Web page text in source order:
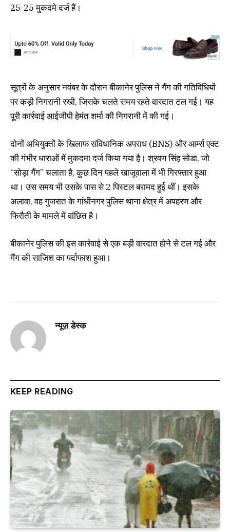
25-25 मुकदमे दर्ज हैं।
सूत्रों के अनुसार नवंबर के दौरान बीकानेर पुलिस ने गैंग की गतिविधियों
पर कड़ी निगरानी रखी, जिसके चलते समय रहते वारदात टल गई। यह
पूरी कार्रवाई आईजीपी हेमंत शर्मा की निगरानी में की गई।
दोनों अभियुक्तों के खिलाफ संविधानिक अपराध (BNS) और आर्म्स एक्ट
की गंभीर धाराओं में मुकदमा दर्ज किया गया है। श्रवण सिंह सोडा, जो
“सोड़ा गैंग” चलाता है, कुछ दिन पहले खाजूवाला में भी गिरफ्तार हुआ
था। उस समय भी उसके पास से 2 पिस्टल बरामद हुई थीं। इसके
अलावा, वह गुजरात के गांधीनगर पुलिस थाना क्षेत्र में अपहरण और
फिरौती के मामले में वांछित है।
बीकानेर पुलिस की इस कार्रवाई से एक बड़ी वारदात होने से टल गई और
गैंग की साजिश का पर्दाफाश हुआ।
न्यूज़ डेस्क
KEEP READING